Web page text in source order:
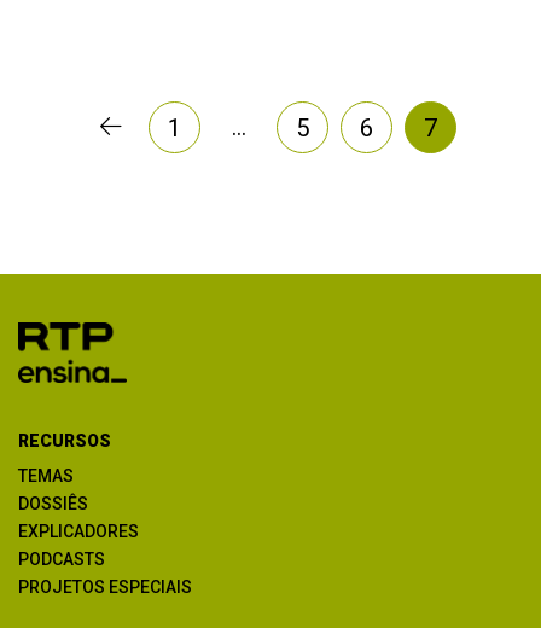
1 … 5 6 7
RECURSOS
TEMAS
DOSSIÊS
EXPLICADORES
PODCASTS
PROJETOS ESPECIAIS